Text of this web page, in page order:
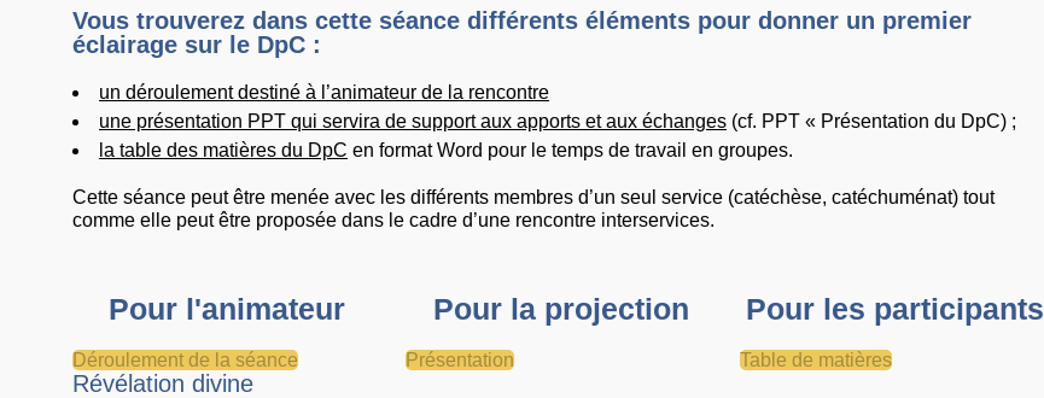
Vous trouverez dans cette séance différents éléments pour donner un premier
éclairage sur le DpC :
un déroulement destiné à l’animateur de la rencontre
une présentation PPT qui servira de support aux apports et aux échanges (cf. PPT « Présentation du DpC) ;
la table des matières du DpC en format Word pour le temps de travail en groupes.
Cette séance peut être menée avec les différents membres d’un seul service (catéchèse, catéchuménat) tout
comme elle peut être proposée dans le cadre d’une rencontre interservices.
Pour l'animateur
Déroulement de la séance
Pour la projection
Présentation
Pour les participants
Table de matières
Révélation divine